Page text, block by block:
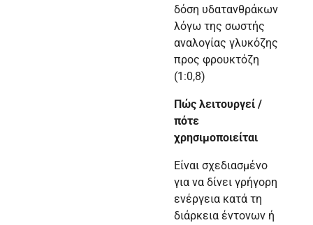
δόση υδατανθράκων
λόγω της σωστής
αναλογίας γλυκόζης
προς φρουκτόζη
(1:0,8)
Πώς λειτουργεί /
πότε
χρησιμοποιείται
Είναι σχεδιασμένο
για να δίνει γρήγορη
ενέργεια κατά τη
διάρκεια έντονων ή